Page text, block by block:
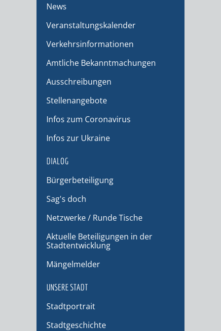
News
Veranstaltungskalender
Verkehrsinformationen
Amtliche Bekanntmachungen
Ausschreibungen
Stellenangebote
Infos zum Coronavirus
Infos zur Ukraine
DIALOG
Bürgerbeteiligung
Sag's doch
Netzwerke / Runde Tische
Aktuelle Beteiligungen in der
Stadtentwicklung
Mängelmelder
UNSERE STADT
Stadtportrait
Stadtgeschichte